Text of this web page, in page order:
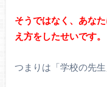
そうではなく、あな
え方をしたせいです。
つまりは「学校の先生